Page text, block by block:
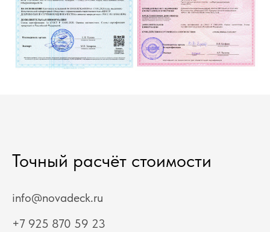
Точный расчёт стоимости
info@novadeck.ru
+7 925 870 59 23